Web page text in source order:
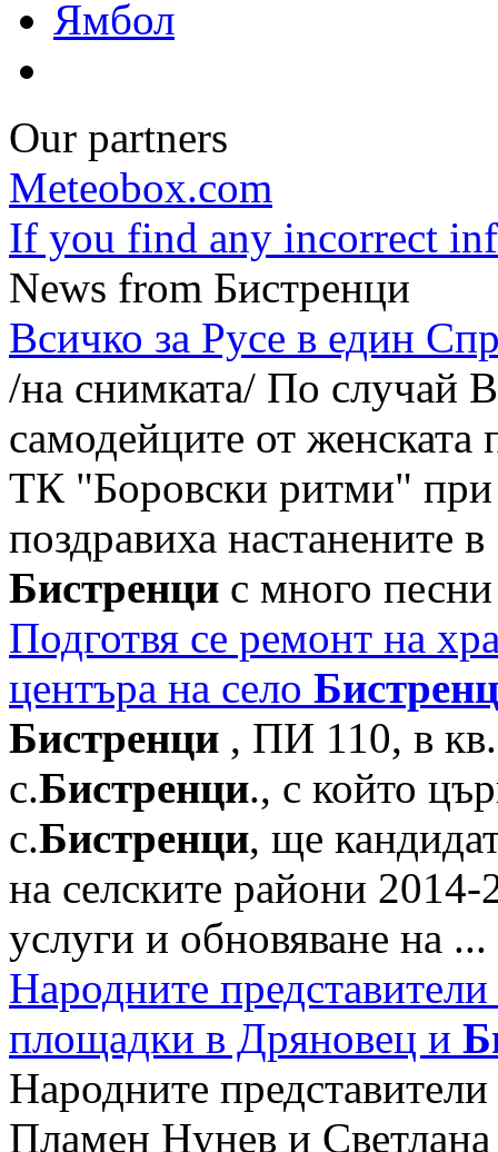
Ямбол
Our partners
Meteobox.com
If you find any incorrect
News from Бистренци
Всичко за Русе в един
/на снимката/ По случай
самодейците от
ТК "Боровски ритми"
поздравиха настанените
Бистренци с много
Подготвя се ремонт на
центъра на село
Бистренци , ПИ 110, в
с.Бистренци., с който
с.Бистренци, ще
на селските райони
услуги и обновяване на ...
Народните
площадки в Дряновец и
Народните
Пламен Нунев и Светлана